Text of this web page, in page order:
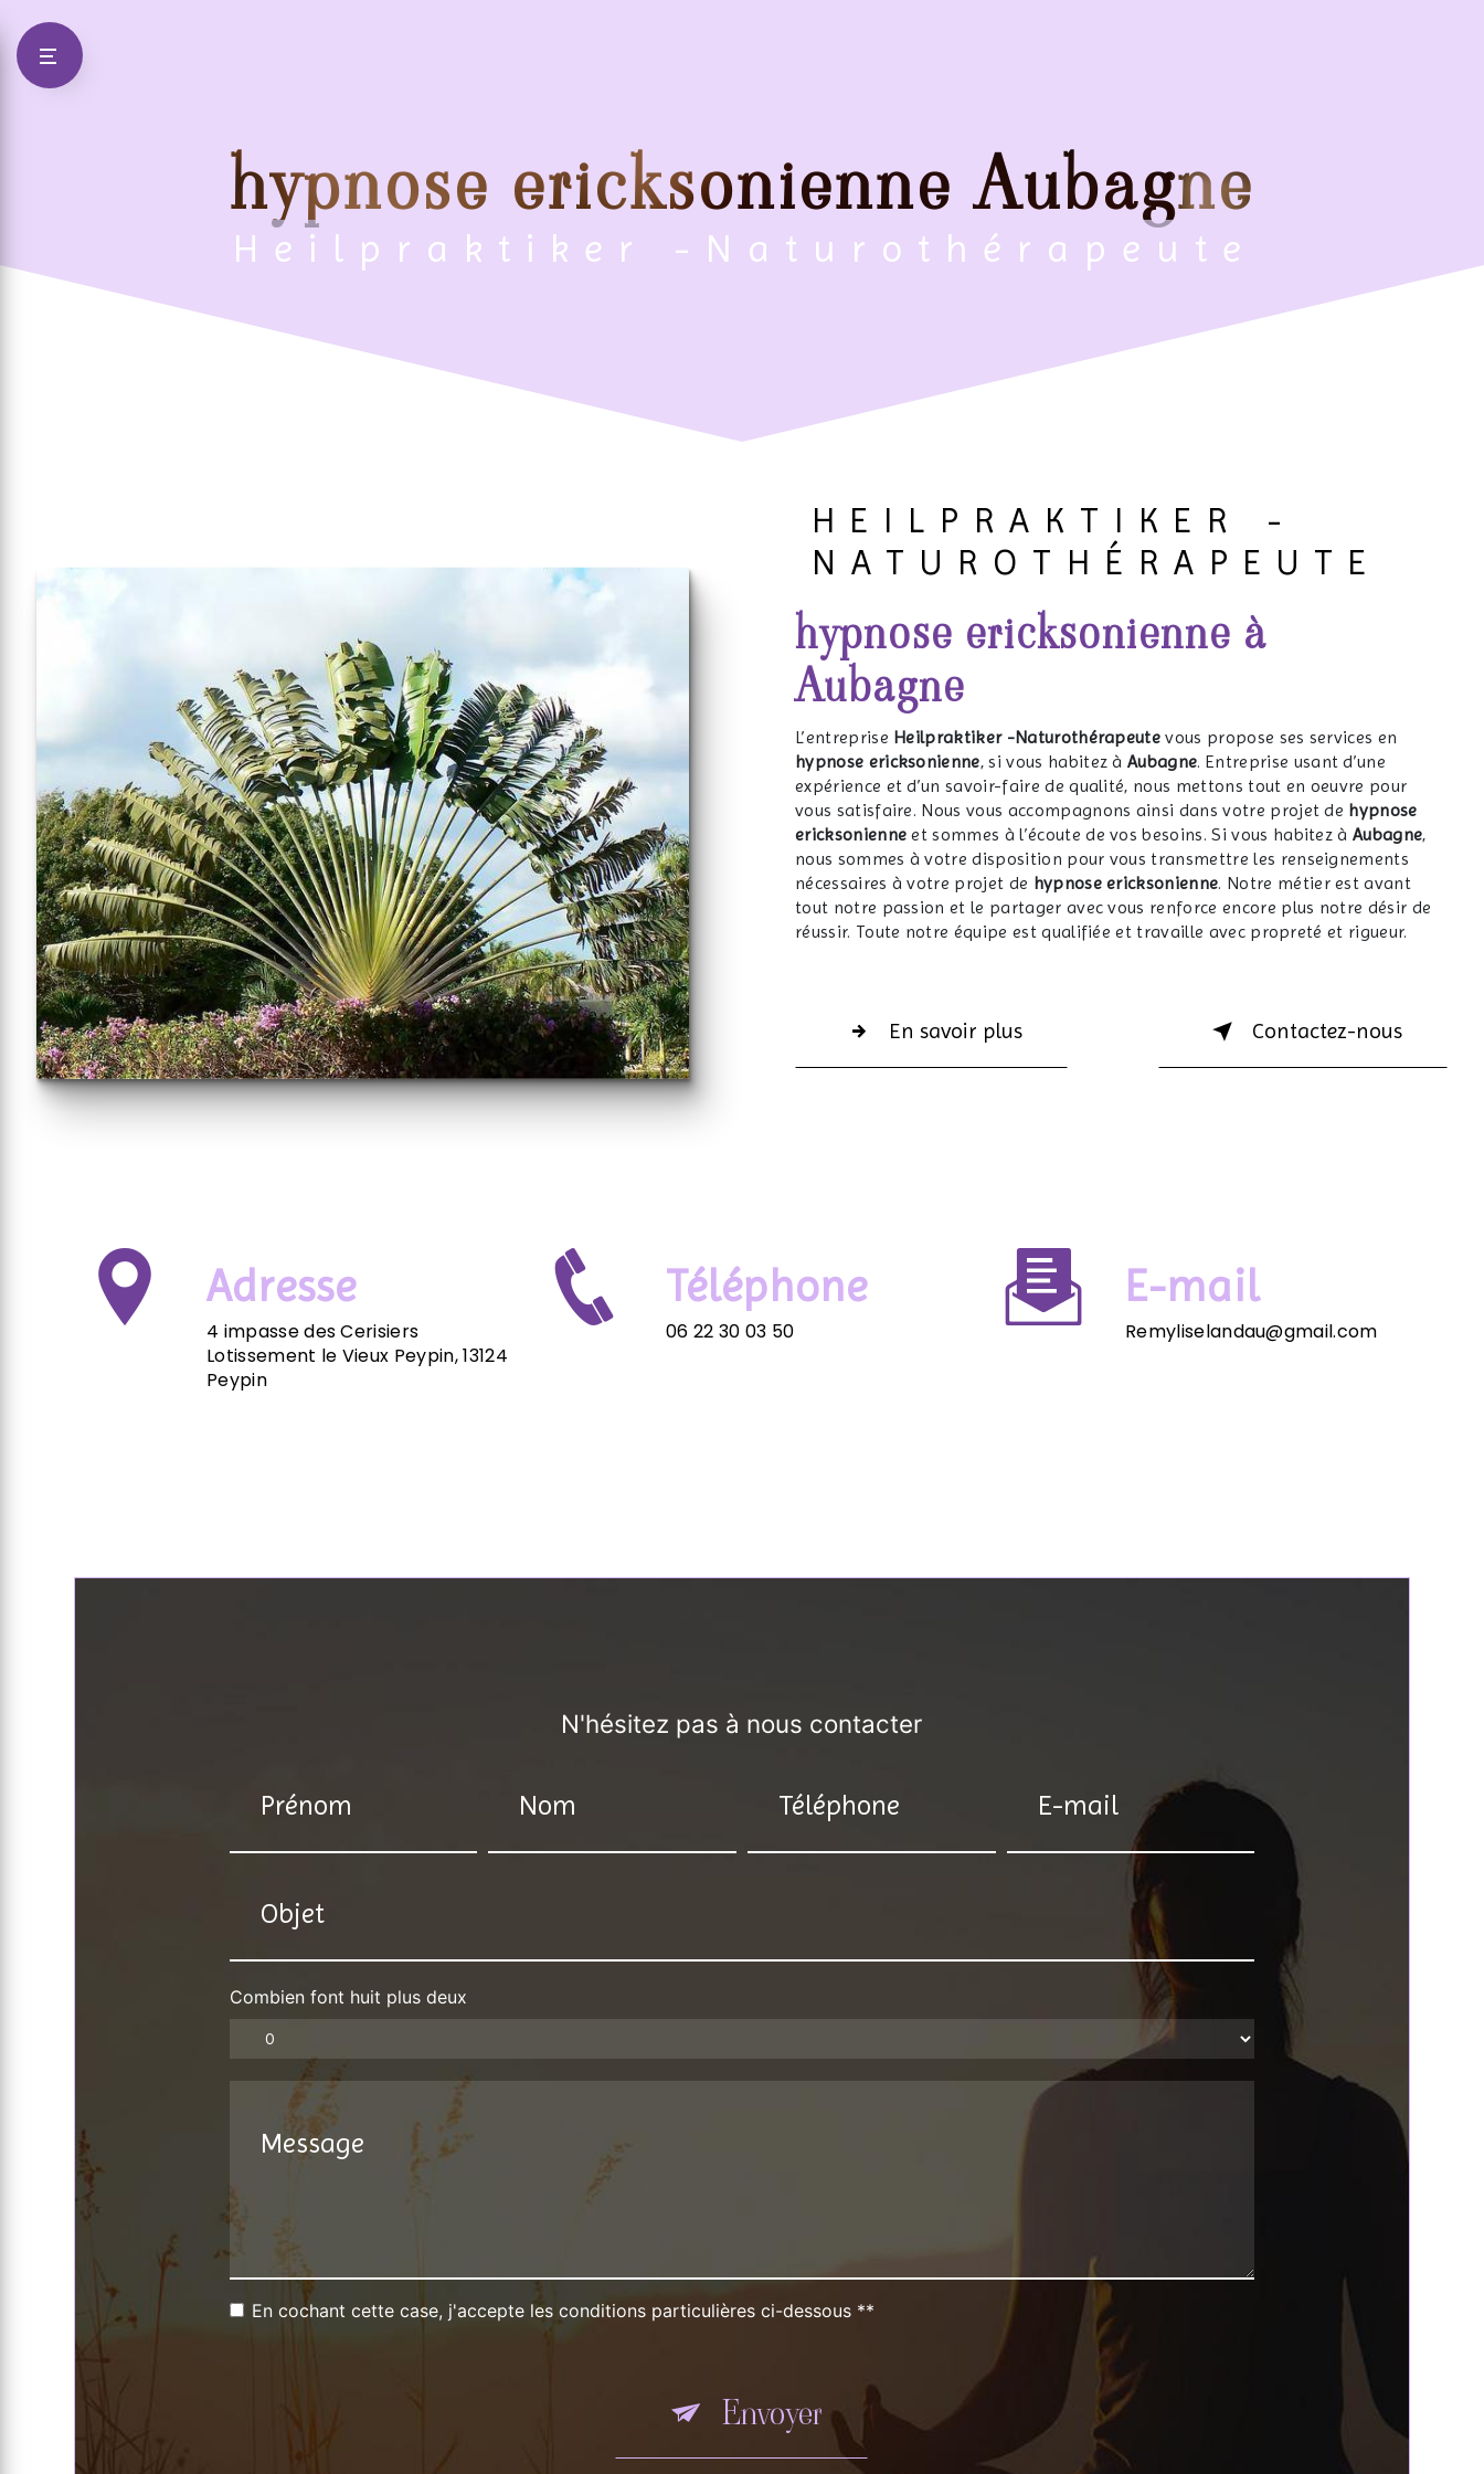
hypnose ericksonienne Aubagne
Heilpraktiker -Naturothérapeute
HEILPRAKTIKER -
NATUROTHÉRAPEUTE
hypnose ericksonienne à
Aubagne
L’entreprise Heilpraktiker -Naturothérapeute vous propose ses services en
hypnose ericksonienne, si vous habitez àAubagne. Entreprise usant d’une
expérience et d’un savoir-faire de qualité, nous mettons tout en oeuvre pour
vous satisfaire. Nous vous accompagnons ainsi dans votre projet de hypnose
ericksonienne et sommes à l’écoute de vos besoins. Si vous habitez àAubagne,
nous sommes à votre disposition pour vous transmettre les renseignements
nécessaires à votre projet de hypnose ericksonienne. Notre métier est avant
tout notre passion et le partager avec vous renforce encore plus notre désir de
réussir. Toute notre équipe est qualifiée et travaille avec propreté et rigueur.
En savoir plus Contactez-nous
Adresse
4 impasse des Cerisiers
Lotissement le Vieux Peypin, 13124
Peypin
Téléphone
06 22 30 03 50
E-mail
Remyliselandau@gmail.com
N'hésitez pas à nous contacter
Combien font huit plus deux
En cochant cette case, j'accepte les conditions particulières ci-dessous **
Envoyer